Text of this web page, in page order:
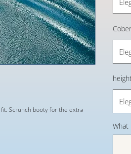
Scrunch booty for the extra
What